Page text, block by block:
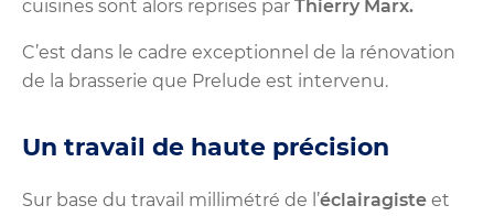
cuisines sont alors reprises par Thierry Marx.
C’est dans le cadre exceptionnel de la rénovation
de la brasserie que Prelude est intervenu.
Un travail de haute précision
Sur base du travail millimétré de l’éclairagiste et